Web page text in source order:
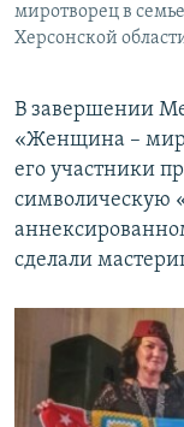
миротворец в
Херсонской
В завершении
«Женщина –
его участники
символическую
сделали